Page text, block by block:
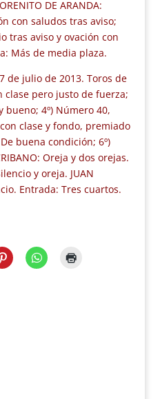
DE ARANDA:
con saludos tras aviso;
tras aviso y ovación con
Más de media plaza.
de julio de 2013. Toros de
clase pero justo de fuerza;
bueno; 4º) Número 40,
clase y fondo, premiado
buena condición; 6º)
Oreja y dos orejas.
y oreja. JUAN
Entrada: Tres cuartos.